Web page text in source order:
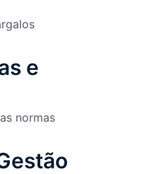
e
normas